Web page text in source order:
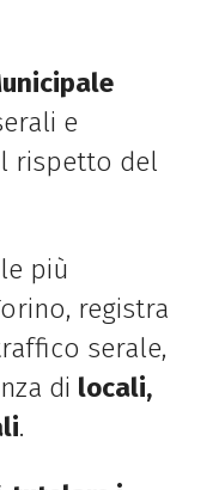
e
rispetto del
più
registra
serale,
di locali,
.